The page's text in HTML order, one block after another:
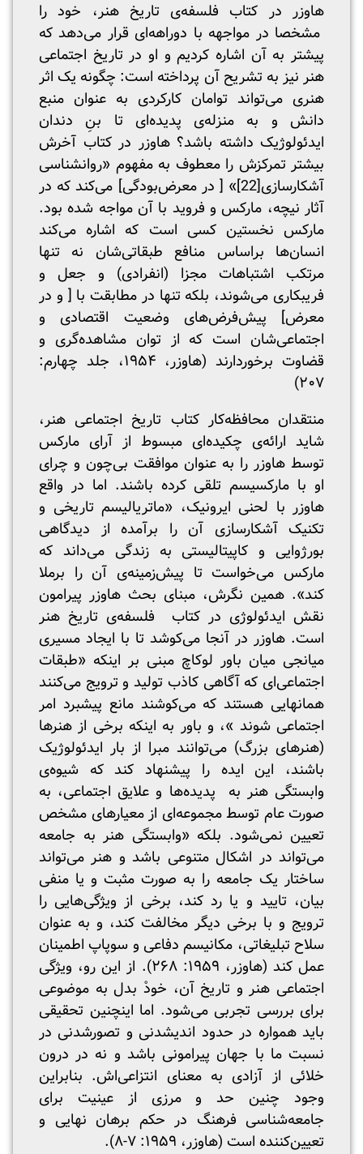
هاوزر در کتاب فلسفه‌ی تاریخ هنر، خود را
مشخصا در مواجهه با دوراهه‌ای قرار می‌دهد که
پیشتر به آن اشاره کردیم و او در تاریخ اجتماعی
هنر نیز به تشریح آن پرداخته است: چگونه یک اثر
هنری می‌تواند توامان کارکردی به عنوان منبع
دانش و به منزله‌ی پدیده‌ای تا بنِ دندان
ایدئولوژیک داشته باشد؟ هاوزر در کتاب آخرش
بیشتر تمرکزش را معطوف به مفهوم «روانشناسی
آشکارسازی[22]
» [ در معرض‌بودگی] می‌کند که در
آثار نیچه، مارکس و فروید با آن مواجه شده بود.
مارکس نخستین کسی است که اشاره می‌کند
انسان‌ها براساس منافع طبقاتی‌شان نه تنها
مرتکب اشتباهات مجزا (انفرادی) و جعل و
فریبکاری می‌شوند، بلکه تنها در مطابقت با [ و در
معرض] پیش‌فرض‌های وضعیت اقتصادی و
اجتماعی‌شان است که از توان مشاهده‌گری و
قضاوت برخوردارند (هاوزر، ۱۹۵۴، جلد چهارم:
۲۰۷)
منتقدان محافظه‌کار کتاب تاریخ اجتماعی هنر،
شاید ارائه‌ی چکیده‌ای مبسوط از آرای مارکس
توسط هاوزر را به عنوان موافقت بی‌چون و چرای
او با مارکسیسم تلقی کرده باشند. اما در واقع
هاوزر با لحنی ایرونیک، «ماتریالیسم تاریخی و
تکنیک آشکارسازی آن را برآمده از دیدگاهی
بورژوایی و کاپیتالیستی به زندگی می‌داند که
مارکس می‌خواست تا پیش‌زمینه‌ی آن را برملا
کند». همین نگرش، مبنای بحث هاوزر پیرامون
نقش ایدئولوژی در کتاب فلسفه‌ی تاریخ هنر
است. هاوزر در آنجا می‌کوشد تا با ایجاد مسیری
میانجی میان باور لوکاچ مبنی بر اینکه «طبقات
اجتماعی‌ای که آگاهی کاذب تولید و ترویج می‌کنند
همانهایی هستند که می‌کوشند مانع پیشبرد امر
اجتماعی شوند »، و باور به اینکه برخی از هنرها
(هنرهای بزرگ) می‌توانند مبرا از بار ایدئولوژیک
باشند، این ایده‌ را پیشنهاد کند که شیوه‌ی
وابستگی هنر به پدیده‌ها و علایق اجتماعی، به
صورت عام توسط مجموعه‌ای از معیارهای مشخص
تعیین نمی‌شود. بلکه «وابستگی هنر به جامعه
می‌تواند در اشکال متنوعی باشد و هنر می‌تواند
ساختار یک جامعه را به صورت مثبت و یا منفی
بیان، تایید و یا رد کند، برخی از ویژگی‌هایی را
ترویج و با برخی دیگر مخالفت کند، و به عنوان
سلاح تبلیغاتی، مکانیسم دفاعی و سوپاپ اطمینان
عمل کند (هاوزر، ۱۹۵۹: ۲۶۸). از این رو، ویژگی
اجتماعی هنر و تاریخ آن، خودْ بدل به موضوعی
برای بررسی تجربی می‌شود. اما اینچنین تحقیقی
باید همواره در حدود اندیشدنی و تصور‌شدنی در
نسبت ما با جهان پیرامونی باشد و نه در درون
خلائی از آزادی به معنای انتزاعی‌اش. بنابراین
وجود چنین حد و مرزی از عینیت برای
جامعه‌شناسی فرهنگ در حکم برهان نهایی و
تعیین‌‌‌‌کننده‌ است (هاوزر، ۱۹۵۹: ۷-۸).